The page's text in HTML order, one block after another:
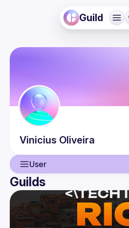
Guild
Vinicius Oliveira
User
User
Events
Guilds
Guilds